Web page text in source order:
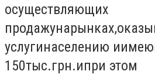
осуществляющих
продажунарынках,
услугинаселению и
150тыс.грн.ипри этом